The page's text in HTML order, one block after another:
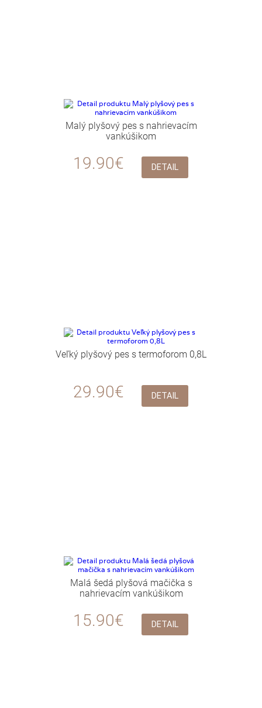
Malý plyšový pes s nahrievacím
vankúšikom
19.90€ DETAIL
Veľký plyšový pes s termoforom 0,8L
29.90€ DETAIL
Malá šedá plyšová mačička s
nahrievacím vankúšikom
15.90€ DETAIL